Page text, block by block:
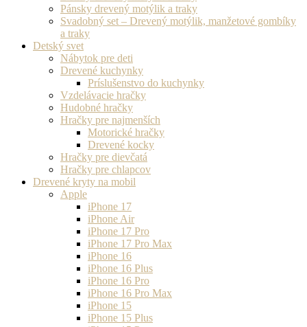
Pánsky drevený motýlik a traky
Svadobný set – Drevený motýlik, manžetové gombíky
a traky
Detský svet
Nábytok pre deti
Drevené kuchynky
Príslušenstvo do kuchynky
Vzdelávacie hračky
Hudobné hračky
Hračky pre najmenších
Motorické hračky
Drevené kocky
Hračky pre dievčatá
Hračky pre chlapcov
Drevené kryty na mobil
Apple
iPhone 17
iPhone Air
iPhone 17 Pro
iPhone 17 Pro Max
iPhone 16
iPhone 16 Plus
iPhone 16 Pro
iPhone 16 Pro Max
iPhone 15
iPhone 15 Plus